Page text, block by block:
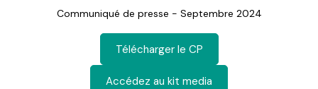
Communiqué de presse - Septembre 2024
Télécharger le CP
Accédez au kit media